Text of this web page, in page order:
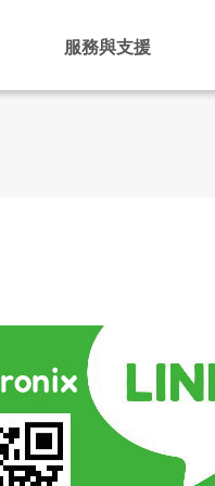
服務與支援